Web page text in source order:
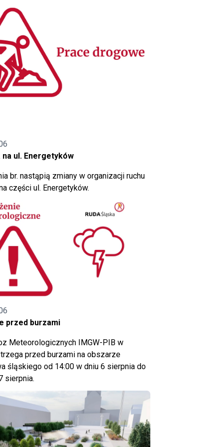
ul. Energetyków
br. nastąpią zmiany w organizacji ruchu
części ul. Energetyków.
przed burzami
Meteorologicznych IMGW-PIB w
przed burzami na obszarze
śląskiego od 14:00 w dniu 6 sierpnia do
sierpnia.